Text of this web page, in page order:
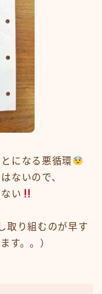
になる悪循環
ないので、
い
取り組むのが早す
す。。）